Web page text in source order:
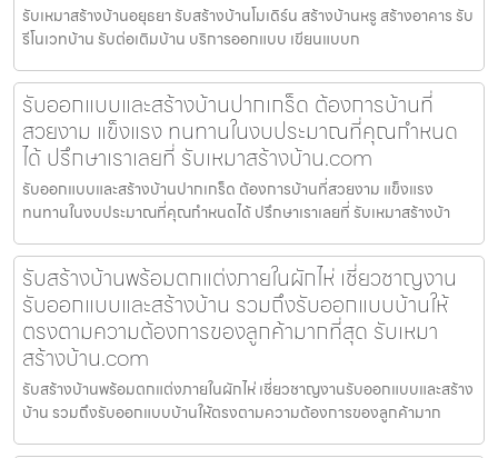
รับเหมาสร้างบ้านอยุธยา รับสร้างบ้านโมเดิร์น สร้างบ้านหรู สร้างอาคาร รับ
รีโนเวทบ้าน รับต่อเติมบ้าน บริการออกแบบ เขียนแบบก
รับออกแบบและสร้างบ้านปากเกร็ด ต้องการบ้านที่
สวยงาม แข็งแรง ทนทานในงบประมาณที่คุณกำหนด
ได้ ปรึกษาเราเลยที่ รับเหมาสร้างบ้าน.com
รับออกแบบและสร้างบ้านปากเกร็ด ต้องการบ้านที่สวยงาม แข็งแรง
ทนทานในงบประมาณที่คุณกำหนดได้ ปรึกษาเราเลยที่ รับเหมาสร้างบ้า
รับสร้างบ้านพร้อมตกแต่งภายในผักไห่ เชี่ยวชาญงาน
รับออกแบบและสร้างบ้าน รวมถึงรับออกแบบบ้านให้
ตรงตามความต้องการของลูกค้ามากที่สุด รับเหมา
สร้างบ้าน.com
รับสร้างบ้านพร้อมตกแต่งภายในผักไห่ เชี่ยวชาญงานรับออกแบบและสร้าง
บ้าน รวมถึงรับออกแบบบ้านให้ตรงตามความต้องการของลูกค้ามาก